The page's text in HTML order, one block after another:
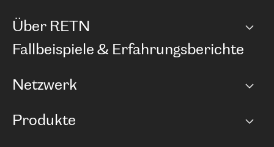
Über RETN
Unternehmen
Fallbeispiele & Erfahrungsberichte
Netzwerk
Points of Presence
Produkte